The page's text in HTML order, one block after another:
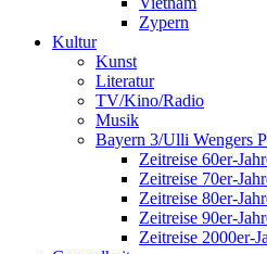
Zypern
Kultur
Kunst
Literatur
TV/Kino/Radio
Musik
Bayern 3/Ulli Wengers
Zeitreise 60er-
Zeitreise 70er-
Zeitreise 80er-
Zeitreise 90er-
Zeitreise 2000er-